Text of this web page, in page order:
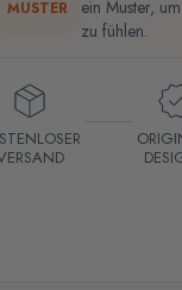
MUSTER
ein Muster,
zu fühlen.